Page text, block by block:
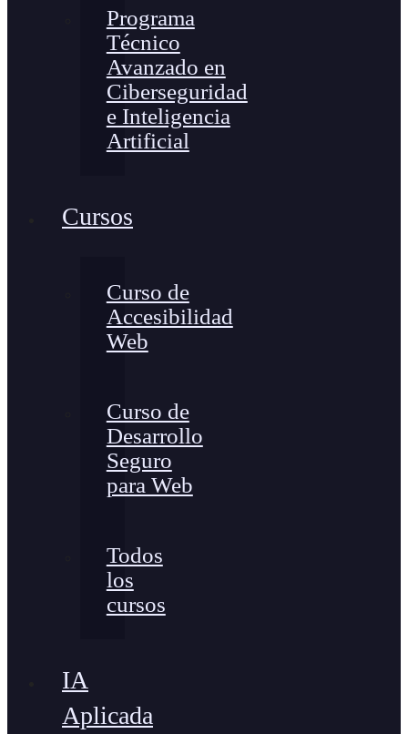
Programa
Técnico
Avanzado en
Ciberseguridad
e Inteligencia
Artificial
Cursos
Curso de
Accesibilidad
Web
Curso de
Desarrollo
Seguro
para Web
Todos
los
cursos
IA
Aplicada